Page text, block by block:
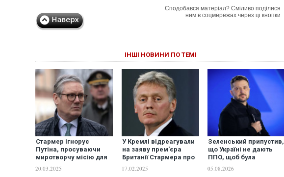
Сподобався матеріал? Сміливо поділися
ним в соцмережах через ці кнопки
ІНШІ НОВИНИ ПО ТЕМІ
Стармер ігнорує
Путіна, просуваючи
миротворчу місію для
20.03.2025
У Кремлі відреагували
на заяву прем'єра
Британії Стармера про
відправлення військ в
17.02.2025
Зеленський припустив,
що Україні не дають
ППО, щоб була
05.08.2026